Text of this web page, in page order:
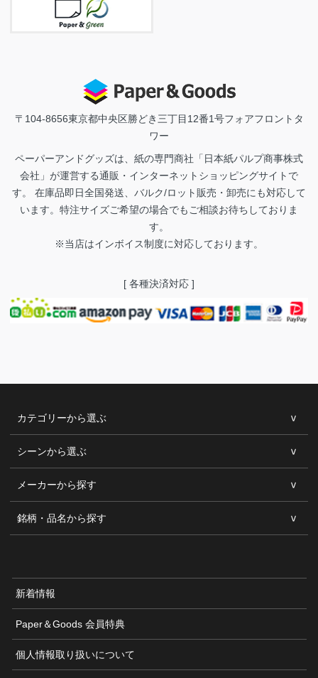
〒104-8656東京都中央区勝どき三丁目12番1号フォアフロントタ
ワー
ペーパーアンドグッズは、紙の専門商社「日本紙パルプ商事株式
会社」が運営する通販・インターネットショッピングサイトで
す。 在庫品即日全国発送、バルク/ロット販売・卸売にも対応して
います。特注サイズご希望の場合でもご相談お待ちしておりま
す。
※当店はインボイス制度に対応しております。
[ 各種決済対応 ]
カテゴリーから選ぶ
シーンから選ぶ
メーカーから探す
銘柄・品名から探す
新着情報
Paper＆Goods 会員特典
個人情報取り扱いについて